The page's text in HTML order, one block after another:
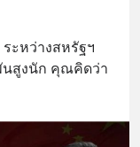
ะหว่างสหรัฐฯ
นสูงนัก คุณคิดว่า